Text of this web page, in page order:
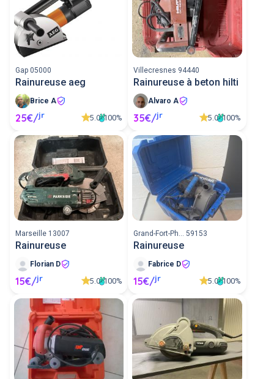
Gap 05000
Rainureuse aeg
Brice A
25€/jr 5.0 100%
Villecresnes 94440
Rainureuse à beton hilti
Alvaro A
35€/jr 5.0 100%
Marseille 13007
Rainureuse
Florian D
15€/jr 5.0 100%
Grand-Fort-Ph... 59153
Rainureuse
Fabrice D
15€/jr 5.0 100%